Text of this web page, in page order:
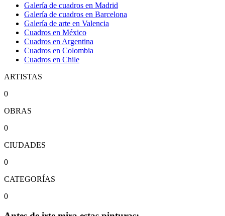
Galería de cuadros en Madrid
Galería de cuadros en Barcelona
Galería de arte en Valencia
Cuadros en México
Cuadros en Argentina
Cuadros en Colombia
Cuadros en Chile
ARTISTAS
0
OBRAS
0
CIUDADES
0
CATEGORÍAS
0